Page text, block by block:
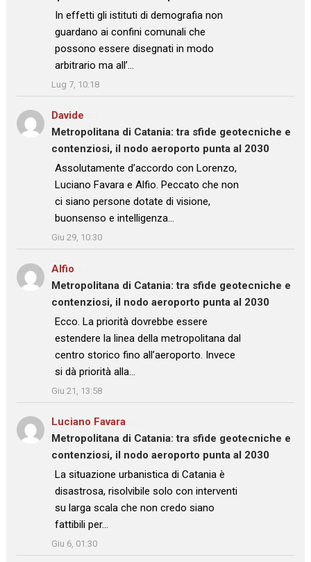
: “
In effetti gli istituti di demografia non
guardano ai confini comunali che
possono essere disegnati in modo
arbitrario ma all’…
”
Lug 7, 10:18
Davide
Metropolitana di Catania: tra sfide geotecniche e
contenziosi, il nodo aeroporto punta al 2030
: “
Assolutamente d’accordo con Lorenzo,
Luciano Favara e Alfio. Peccato che non
ci siano persone dotate di visione,
buonsenso e intelligenza…
”
Giu 29, 10:30
Alfio
Metropolitana di Catania: tra sfide geotecniche e
contenziosi, il nodo aeroporto punta al 2030
: “
Ecco. La priorità dovrebbe essere
estendere la linea della metropolitana dal
centro storico fino all’aeroporto. Invece
si dà priorità alla…
”
Giu 21, 13:58
Luciano Favara
Metropolitana di Catania: tra sfide geotecniche e
contenziosi, il nodo aeroporto punta al 2030
: “La situazione urbanistica di Catania è
disastrosa, risolvibile solo con interventi
su larga scala che non credo siano
fattibili per…
Giu 6, 01:30